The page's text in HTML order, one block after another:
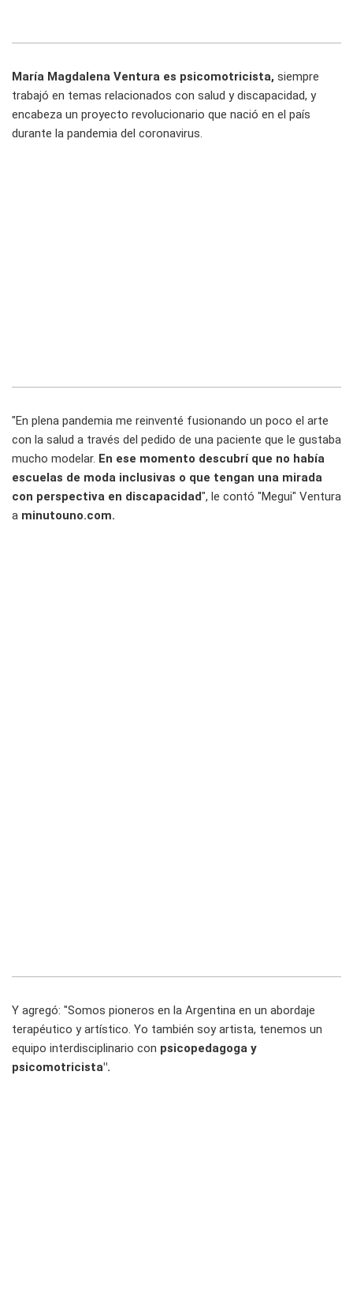
María Magdalena Ventura es psicomotricista, siempre
trabajó en temas relacionados con salud y discapacidad, y
encabeza un proyecto revolucionario que nació en el país
durante la pandemia del coronavirus.
"En plena pandemia me reinventé fusionando un poco el arte
con la salud a través del pedido de una paciente que le gustaba
mucho modelar. En ese momento descubrí que no había
escuelas de moda inclusivas o que tengan una mirada
con perspectiva en discapacidad", le contó "Megui" Ventura
a minutouno.com.
Y agregó: "Somos pioneros en la Argentina en un abordaje
terapéutico y artístico. Yo también soy artista, tenemos un
equipo interdisciplinario con psicopedagoga y
psicomotricista".